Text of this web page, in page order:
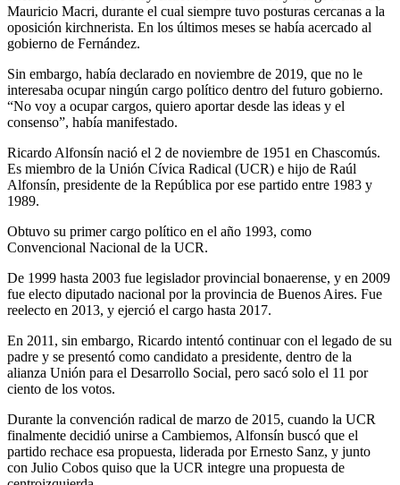
Mauricio Macri, durante el cual siempre tuvo posturas cercanas a la
oposición kirchnerista. En los últimos meses se había acercado al
gobierno de Fernández.
Sin embargo, había declarado en noviembre de 2019, que no le
interesaba ocupar ningún cargo político dentro del futuro gobierno.
“No voy a ocupar cargos, quiero aportar desde las ideas y el
consenso”, había manifestado.
Ricardo Alfonsín nació el 2 de noviembre de 1951 en Chascomús.
Es miembro de la Unión Cívica Radical (UCR) e hijo de Raúl
Alfonsín, presidente de la República por ese partido entre 1983 y
1989.
Obtuvo su primer cargo político en el año 1993, como
Convencional Nacional de la UCR.
De 1999 hasta 2003 fue legislador provincial bonaerense, y en 2009
fue electo diputado nacional por la provincia de Buenos Aires. Fue
reelecto en 2013, y ejerció el cargo hasta 2017.
En 2011, sin embargo, Ricardo intentó continuar con el legado de su
padre y se presentó como candidato a presidente, dentro de la
alianza Unión para el Desarrollo Social, pero sacó solo el 11 por
ciento de los votos.
Durante la convención radical de marzo de 2015, cuando la UCR
finalmente decidió unirse a Cambiemos, Alfonsín buscó que el
partido rechace esa propuesta, liderada por Ernesto Sanz, y junto
con Julio Cobos quiso que la UCR integre una propuesta de